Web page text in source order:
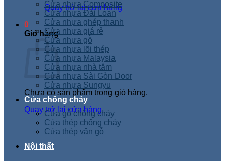
Quay trở lại cửa hàng
0
Giỏ hàng
Chưa có sản phẩm trong giỏ hàng.
Quay trở lại cửa hàng
Cửa nhựa Composite
Cửa nhựa Đài Loan
Cửa nhựa ghép thanh
Cửa nhựa giá rẻ
Cửa nhựa gỗ
Cửa nhựa lõi thép
Cửa nhựa Malaysia
Cửa nhựa nhà tắm
Cửa nhựa Sài Gòn Door
Cửa nhựa Sungyu
Cửa chống cháy
Cửa gỗ chống cháy
Cửa thép chống cháy
Cửa thép vân gỗ
Nội thất